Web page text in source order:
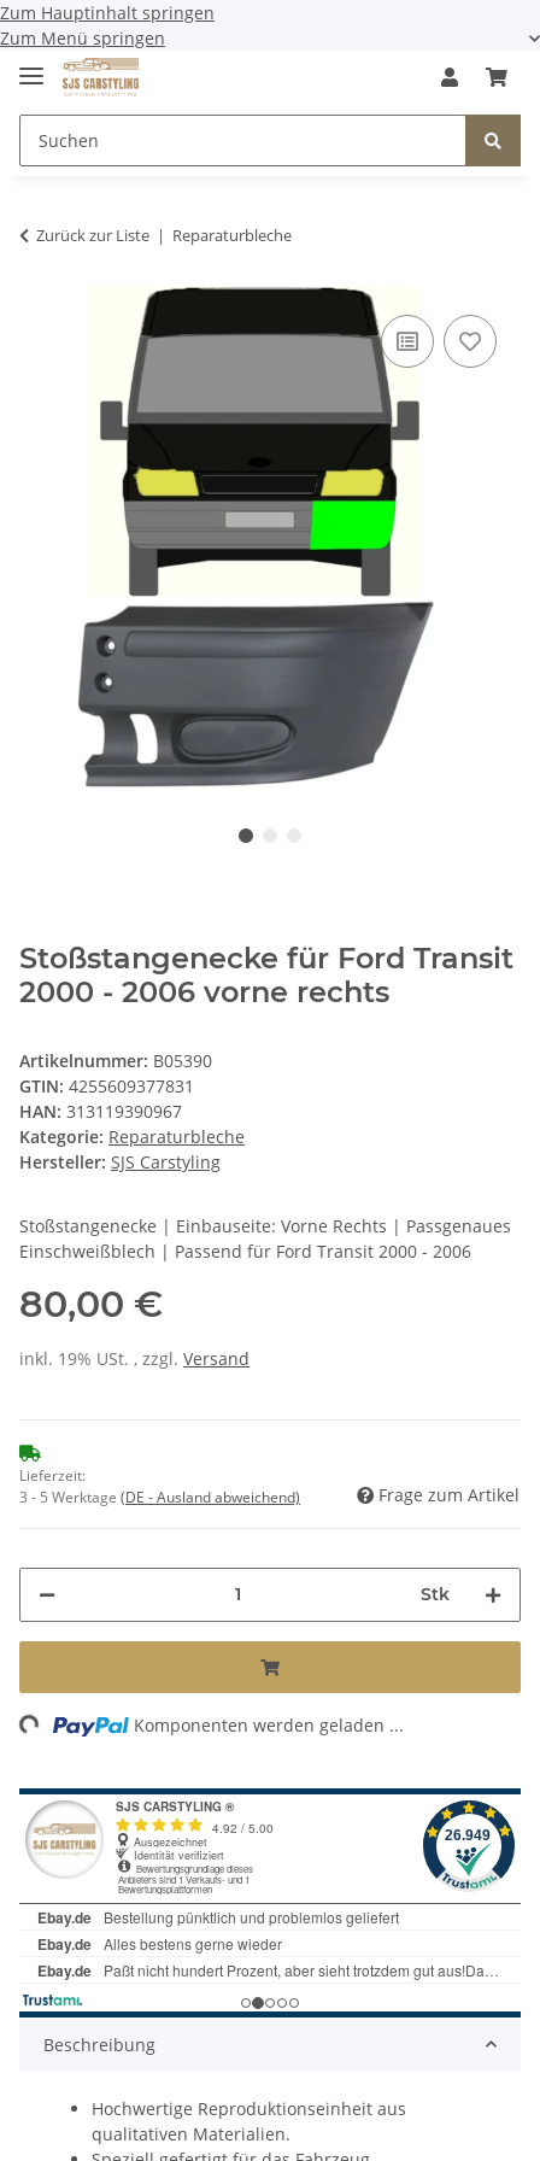
Zum Hauptinhalt springen
Zum Menü springen
Zurück zur Liste Reparaturbleche
Stoßstangenecke für Ford Transit
2000 - 2006 vorne rechts
Artikelnummer: B05390
GTIN: 4255609377831
HAN: 313119390967
Kategorie: Reparaturbleche
Hersteller: SJS Carstyling
Stoßstangenecke | Einbauseite: Vorne Rechts | Passgenaues
Einschweißblech | Passend für Ford Transit 2000 - 2006
80,00 €
inkl. 19% USt. , zzgl. Versand
Lieferzeit:
3 - 5 Werktage (DE - Ausland abweichend) Frage zum Artikel
Stk
Komponenten werden geladen ...
Beschreibung
Hochwertige Reproduktionseinheit aus
qualitativen Materialien.